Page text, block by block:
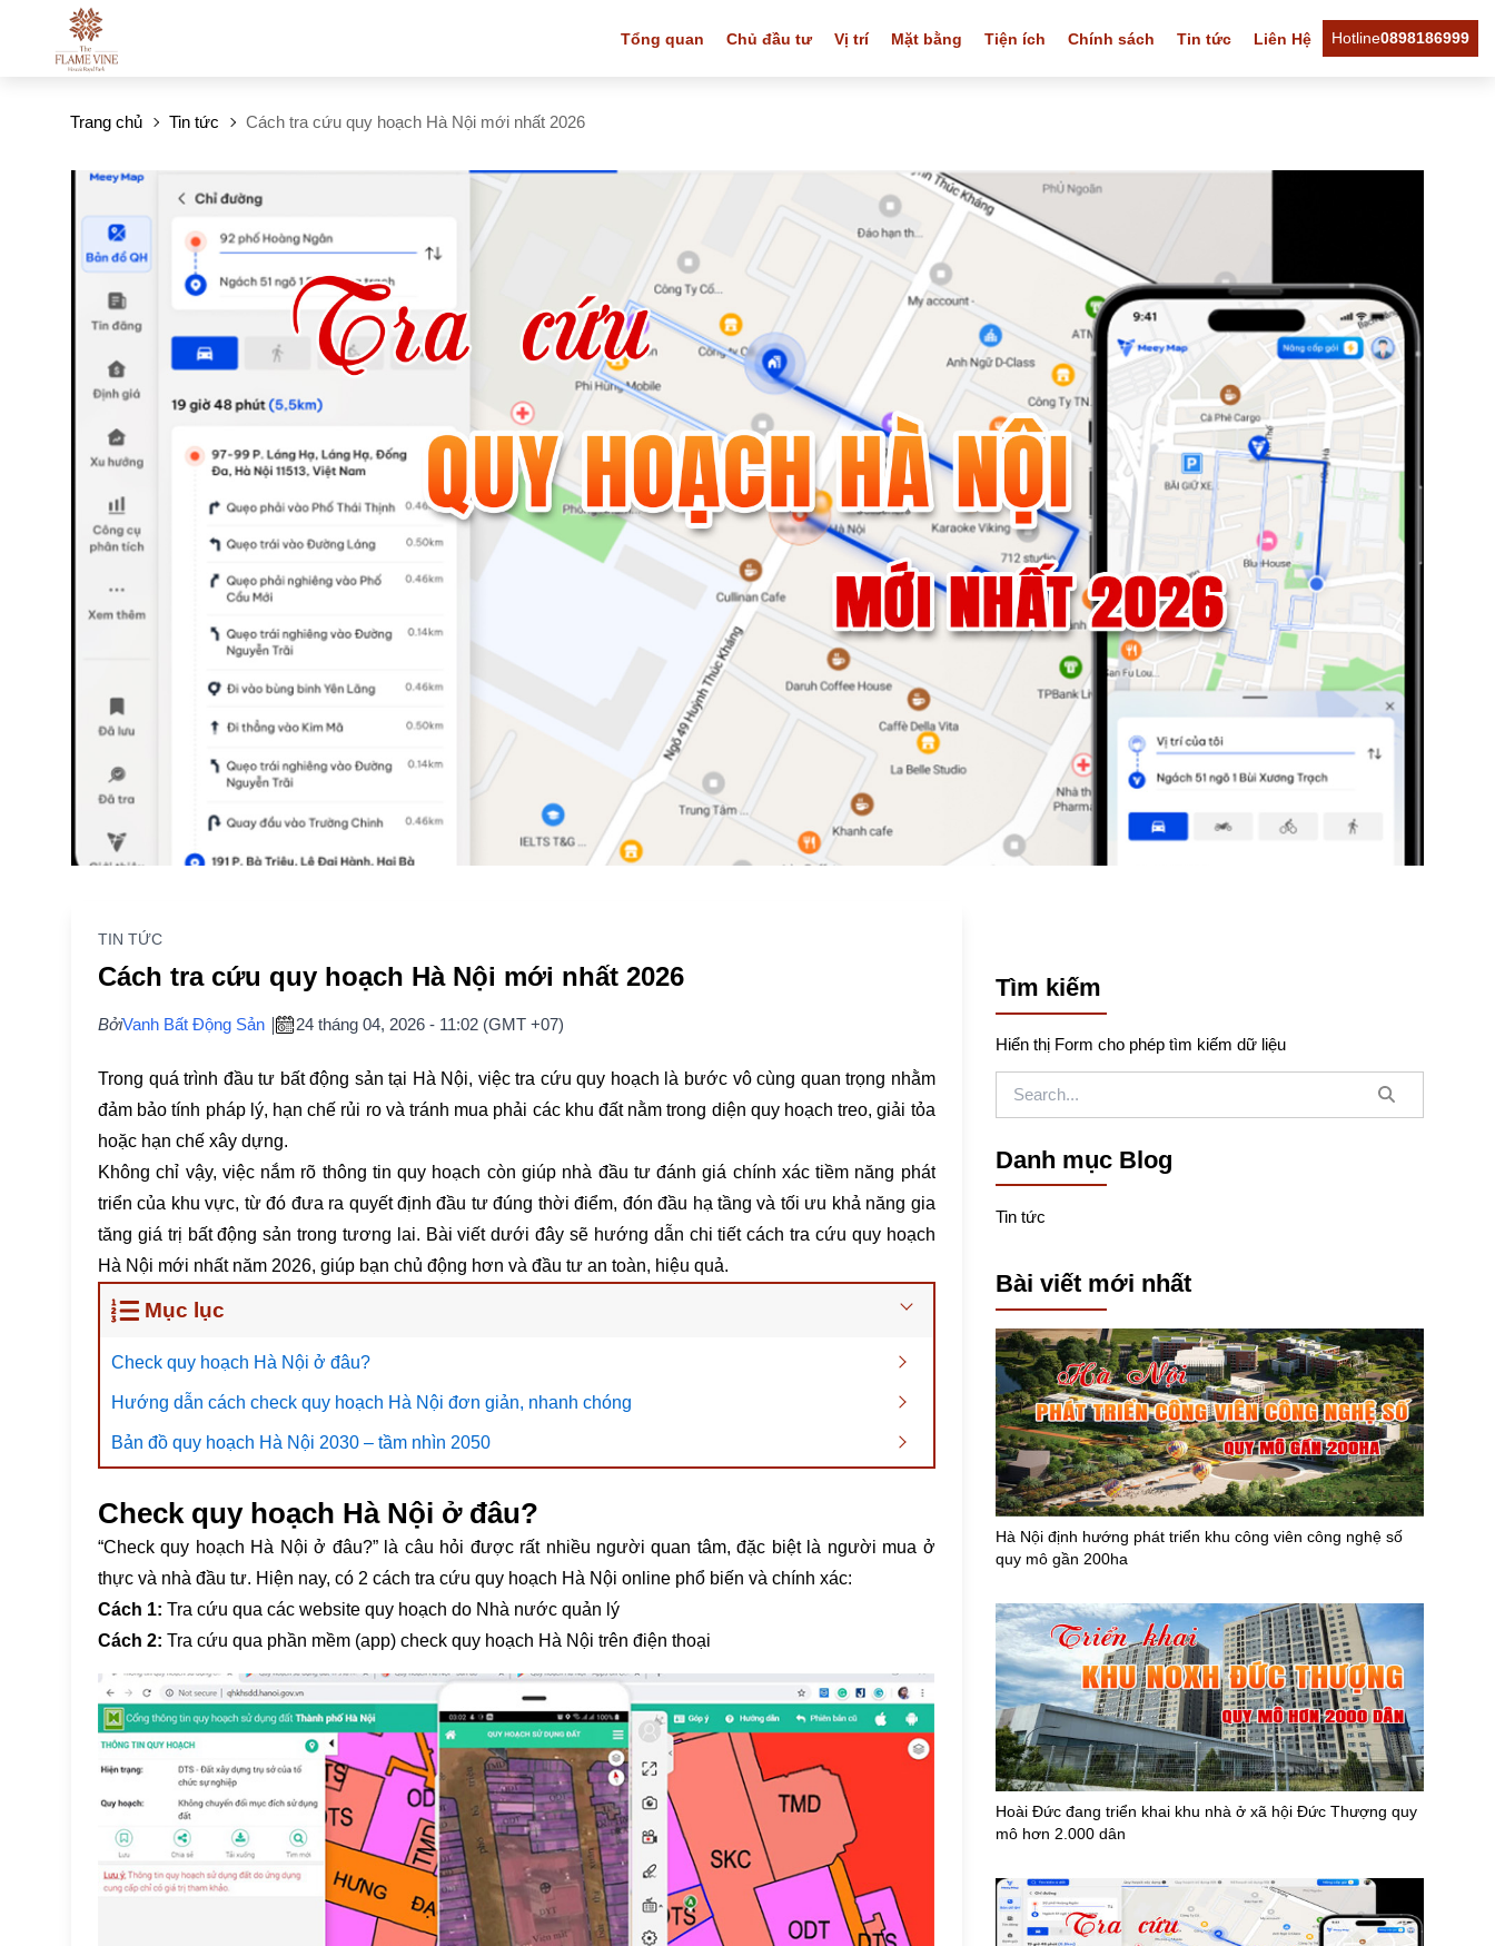
Tổng quan Chủ đầu tư Vị trí Mặt bằng Tiện ích Chính sách Tin tức Liên Hệ Hotline0898186999
Trang chủ Tin tức Cách tra cứu quy hoạch Hà Nội mới nhất 2026
TIN TỨC
Cách tra cứu quy hoạch Hà Nội mới nhất 2026
BởiVanh Bất Động Sản 24 tháng 04, 2026 - 11:02 (GMT +07)
Trong quá trình đầu tư bất động sản tại Hà Nội, việc tra cứu quy hoạch là bước vô cùng quan trọng nhằm
đảm bảo tính pháp lý, hạn chế rủi ro và tránh mua phải các khu đất nằm trong diện quy hoạch treo, giải tỏa
hoặc hạn chế xây dựng.
Không chỉ vậy, việc nắm rõ thông tin quy hoạch còn giúp nhà đầu tư đánh giá chính xác tiềm năng phát
triển của khu vực, từ đó đưa ra quyết định đầu tư đúng thời điểm, đón đầu hạ tầng và tối ưu khả năng gia
tăng giá trị bất động sản trong tương lai. Bài viết dưới đây sẽ hướng dẫn chi tiết cách tra cứu quy hoạch
Hà Nội mới nhất năm 2026, giúp bạn chủ động hơn và đầu tư an toàn, hiệu quả.
Mục lục
Check quy hoạch Hà Nội ở đâu?
Hướng dẫn cách check quy hoạch Hà Nội đơn giản, nhanh chóng
Bản đồ quy hoạch Hà Nội 2030 – tầm nhìn 2050
Check quy hoạch Hà Nội ở đâu?
“Check quy hoạch Hà Nội ở đâu?” là câu hỏi được rất nhiều người quan tâm, đặc biệt là người mua ở
thực và nhà đầu tư. Hiện nay, có 2 cách tra cứu quy hoạch Hà Nội online phổ biến và chính xác:
Cách 1: Tra cứu qua các website quy hoạch do Nhà nước quản lý
Cách 2: Tra cứu qua phần mềm (app) check quy hoạch Hà Nội trên điện thoại
Tìm kiếm
Hiển thị Form cho phép tìm kiếm dữ liệu
Danh mục Blog
Tin tức
Bài viết mới nhất
Hà Nội định hướng phát triển khu công viên công nghệ số
quy mô gần 200ha
Hoài Đức đang triển khai khu nhà ở xã hội Đức Thượng quy
mô hơn 2.000 dân